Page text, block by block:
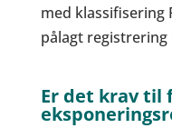
med klassifisering
pålagt
Er det krav til